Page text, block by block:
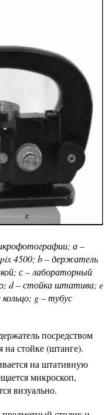
а –
4500; b – держатель
с – лабораторный
d – стойка штатива; e
g – тубус
посредством
на стойке (штанге).
на штативную
микроскоп,
визуально.